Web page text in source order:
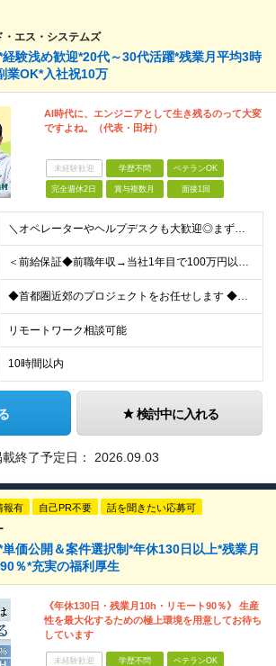
エス・システムズ
験浅め歓迎*20代～30代活躍*残業月平均3時
業OK*入社祝10万
AI時代に、エンジニアとして生き残るのって大変
ですよね。（代表・田村）
未経験歓迎 学歴不問 ベテランOK
完全週休2日 賞与複数月 面接1回
＼オペレーターやヘルプデスクも大歓迎◎まずはご応募ください／ ◆学歴不問 ◆IT業界での勤務経験がある方（職種・年数不問） ┗例：オペレーター、ヘルプデスク、開発からインフラ領域へのシフト、スク
＜前給保証◆前職年収→当社1年目で100万円以上アップ実績あり◆基本的に全員毎年昇給＞ 月給45万円（固定残業代：30時間分/85,470円）※PM/PL/PMO経験2年以上 月給36万円（固定残業
◆首都圏近郊のプロジェクトをお任せします ◆転勤なし ◆自社オフィスで働ける案件もございます 【本社】 東京都中央区日本橋小伝馬町1-1 日本橋末広ビル6階 ※変更の範囲：上記を除く当社関連勤務地
リモートワーク相談可能
10時間以内
検討中に入れる
終了予定日： 2026.09.03
報有 自己PR不要 話を聞きたい応募可
価公開＆案件選択制*年休130日以上*残業月
％*充実の福利厚生
《年休130日・残業月10h・リモート90％》 生産
性を最大化するための極上環境を用意してお待ち
しています
未経験歓迎 学歴不問 ベテランOK